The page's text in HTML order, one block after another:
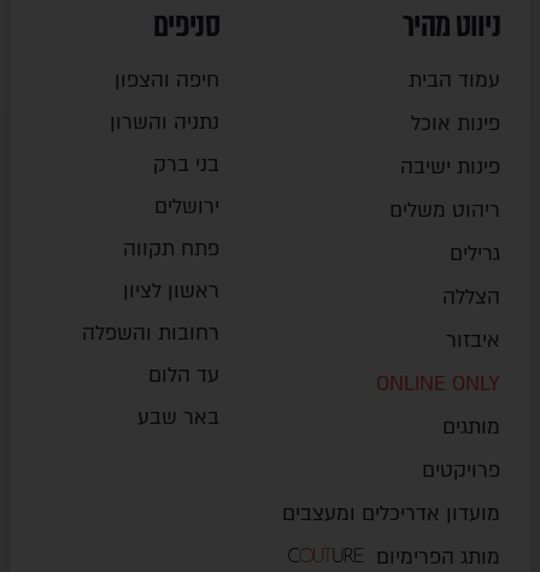
ניווט מהיר
עמוד הבית
פינות אוכל
פינות ישיבה
ריהוט משלים
גרילים
הצללה
איבזור
ONLINE ONLY
מותגים
פרויקטים
מועדון אדריכלים ומעצבים
מותג הפרימיום
סניפים
חיפה והצפון
נתניה והשרון
בני ברק
ירושלים
פתח תקווה
ראשון לציון
רחובות והשפלה
עד הלום
באר שבע